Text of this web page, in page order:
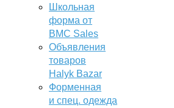
Школьная
форма от
BMC Sales
Объявления
товаров
Halyk Bazar
Форменная
и спец. одежда